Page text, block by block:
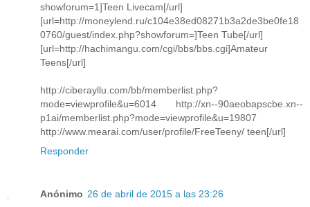
showforum=1]Teen Livecam[/url]
[url=http://moneylend.ru/c104e38ed08271b3a2de3be0fe18
0760/guest/index.php?showforum=]Teen Tube[/url]
[url=http://hachimangu.com/cgi/bbs/bbs.cgi]Amateur
Teens[/url]
http://ciberayllu.com/bb/memberlist.php?
mode=viewprofile&u=6014 http://xn--90aeobapscbe.xn--
p1ai/memberlist.php?mode=viewprofile&u=19807
http://www.mearai.com/user/profile/FreeTeeny/ teen[/url]
Responder
Anónimo 26 de abril de 2015 a las 23:26